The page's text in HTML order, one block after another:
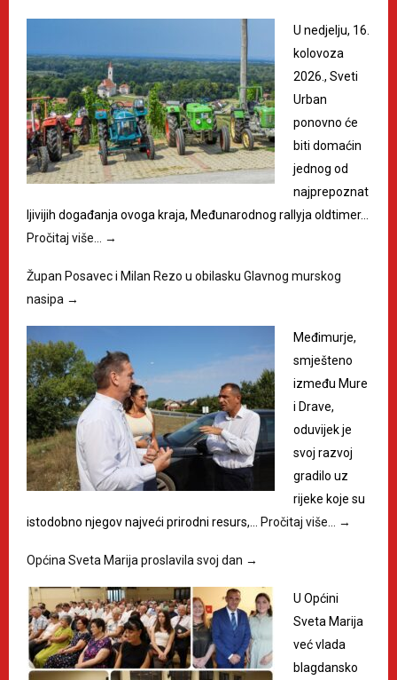
U nedjelju, 16.
kolovoza
2026., Sveti
Urban
ponovno će
biti domaćin
jednog od
najprepoznat
ljivijih događanja ovoga kraja, Međunarodnog rallyja oldtimer…
Pročitaj više…
→
Župan Posavec i Milan Rezo u obilasku Glavnog murskog
nasipa →
Međimurje,
smješteno
između Mure
i Drave,
oduvijek je
svoj razvoj
gradilo uz
rijeke koje su
istodobno njegov najveći prirodni resurs,… Pročitaj više… →
Općina Sveta Marija proslavila svoj dan →
U Općini
Sveta Marija
već vlada
blagdansko